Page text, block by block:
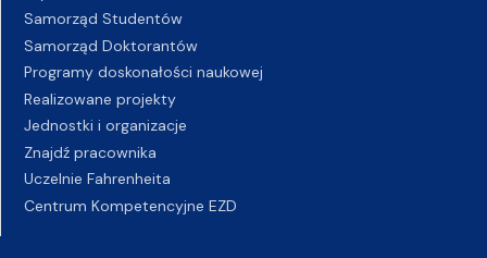
Samorząd Studentów
Samorząd Doktorantów
Programy doskonałości naukowej
Realizowane projekty
Jednostki i organizacje
Znajdź pracownika
Uczelnie Fahrenheita
Centrum Kompetencyjne EZD